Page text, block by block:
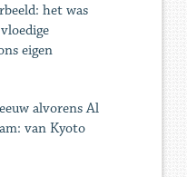
het was
eigen
alvorens Al
van Kyoto